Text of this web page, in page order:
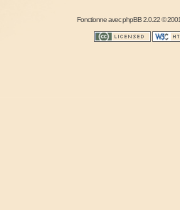
Fonctionne avecphpBB2.0.22 ©